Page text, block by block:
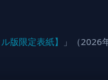
版限定表紙】
」（2026